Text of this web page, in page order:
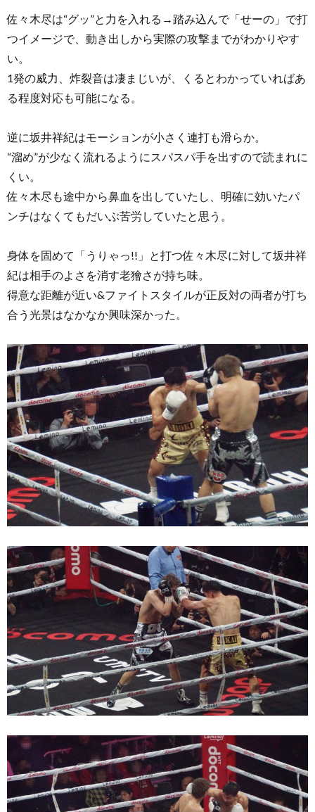
佐々木尽は“グッ”と力を入れる→踏み込んで「せーの」で打
つイメージで、動き出しから実際の攻撃までがわかりやす
い。
1発の威力、炸裂音は凄まじいが、くるとわかっていればあ
る程度対応も可能になる。
逆に坂井祥紀はモーションが小さく連打も滑らか。
“溜め”が少なく流れるようにスパスパ手を出すので読まれに
くい。
佐々木尽も途中から鼻血を出していたし、明確に効いたパ
ンチはなくてもだいぶ苦労していたと思う。
身体を固めて「うりゃっ!!」と打つ佐々木尽に対して坂井祥
紀は相手のよさを消す老獪さが持ち味。
得意な距離が近い&ファイトスタイルが正反対の両者が打ち
合う光景はなかなか興味深かった。